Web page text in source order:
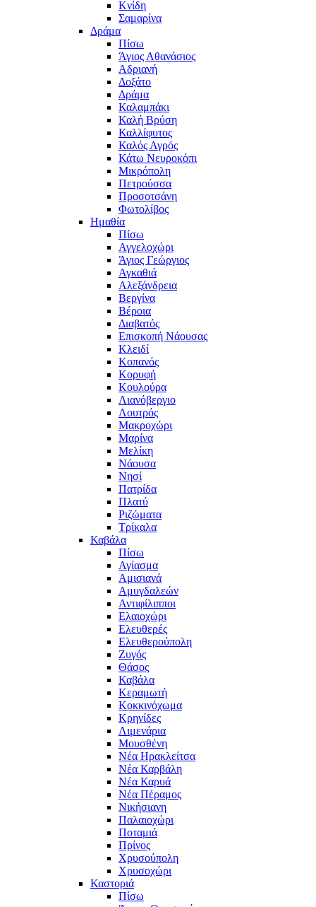
Κνίδη
Σαμαρίνα
Δράμα
Πίσω
Άγιος Αθανάσιος
Αδριανή
Δοξάτο
Δράμα
Καλαμπάκι
Καλή Βρύση
Καλλίφυτος
Καλός Αγρός
Κάτω Νευροκόπι
Μικρόπολη
Πετρούσσα
Προσοτσάνη
Φωτολίβος
Ημαθία
Πίσω
Αγγελοχώρι
Άγιος Γεώργιος
Αγκαθιά
Αλεξάνδρεια
Βεργίνα
Βέροια
Διαβατός
Επισκοπή Νάουσας
Κλειδί
Κοπανός
Κορυφή
Κουλούρα
Λιανόβεργιο
Λουτρός
Μακροχώρι
Μαρίνα
Μελίκη
Νάουσα
Νησί
Πατρίδα
Πλατύ
Ριζώματα
Τρίκαλα
Καβάλα
Πίσω
Αγίασμα
Αμισιανά
Αμυγδαλεών
Αντιφίλιπποι
Ελαιοχώρι
Ελευθερές
Ελευθερούπολη
Ζυγός
Θάσος
Καβάλα
Κεραμωτή
Κοκκινόχωμα
Κρηνίδες
Λιμενάρια
Μουσθένη
Νέα Ηρακλείτσα
Νέα Καρβάλη
Νέα Καρυά
Νέα Πέραμος
Νικήσιανη
Παλαιοχώρι
Ποταμιά
Πρίνος
Χρυσούπολη
Χρυσοχώρι
Καστοριά
Πίσω